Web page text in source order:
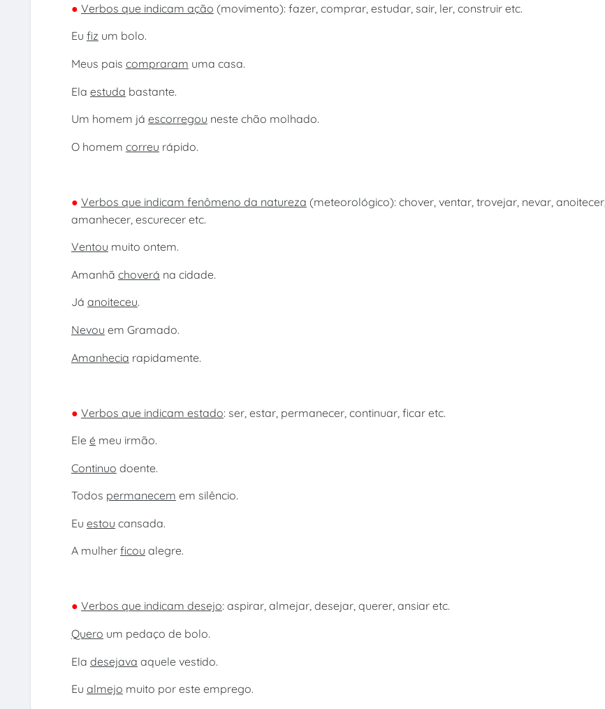
● Verbos que indicam ação (movimento): fazer, comprar, estudar, sair, ler, construir etc.
Eu fiz um bolo.
Meus pais compraram uma casa.
Ela estuda bastante.
Um homem já escorregou neste chão molhado.
O homem correu rápido.
● Verbos que indicam fenômeno da natureza (meteorológico): chover, ventar, trovejar, nevar, anoitecer,
amanhecer, escurecer etc.
Ventou muito ontem.
Amanhã choverá na cidade.
Já anoiteceu.
Nevou em Gramado.
Amanhecia rapidamente.
● Verbos que indicam estado: ser, estar, permanecer, continuar, ficar etc.
Ele é meu irmão.
Continuo doente.
Todos permanecem em silêncio.
Eu estou cansada.
A mulher ficou alegre.
● Verbos que indicam desejo: aspirar, almejar, desejar, querer, ansiar etc.
Quero um pedaço de bolo.
Ela desejava aquele vestido.
Eu almejo muito por este emprego.